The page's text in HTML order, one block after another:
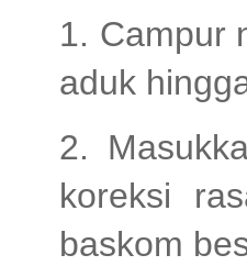
1. Campur
aduk
2.
koreksi
baskom